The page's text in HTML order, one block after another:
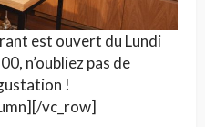
est ouvert du Lundi
n’oubliez pas de
!
vc_row]